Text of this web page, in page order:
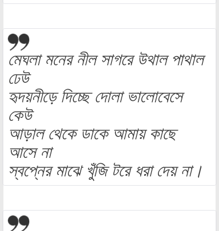
মেঘলা মনের নীল সাগরে উথাল পাথাল
ঢেউ
হৃদয়নীড়ে দিচ্ছে দোলা ভালোবেসে
কেউ
আড়াল থেকে ডাকে আমায় কাছে
আসে না
স্বপ্নের মাঝে খুঁজি টরে ধরা দেয় না।